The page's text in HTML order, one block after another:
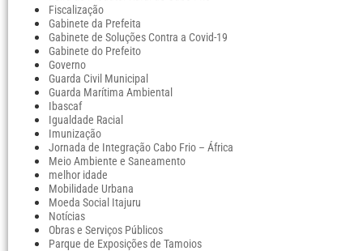
Fiscalização
Gabinete da Prefeita
Gabinete de Soluções Contra a Covid-19
Gabinete do Prefeito
Governo
Guarda Civil Municipal
Guarda Marítima Ambiental
Ibascaf
Igualdade Racial
Imunização
Jornada de Integração Cabo Frio – África
Meio Ambiente e Saneamento
melhor idade
Mobilidade Urbana
Moeda Social Itajuru
Notícias
Obras e Serviços Públicos
Parque de Exposições de Tamoios